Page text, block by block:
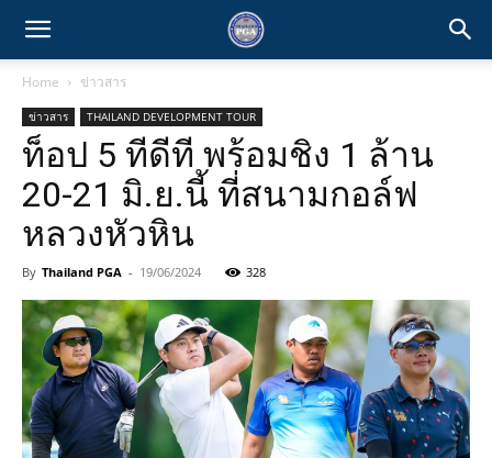
Home ข่าวสาร
ข่าวสาร THAILAND DEVELOPMENT TOUR
ท็อป 5 ทีดีที พร้อมชิง 1 ล้าน
20-21 มิ.ย.นี้ ที่สนามกอล์ฟ
หลวงหัวหิน
By Thailand PGA - 19/06/2024 328